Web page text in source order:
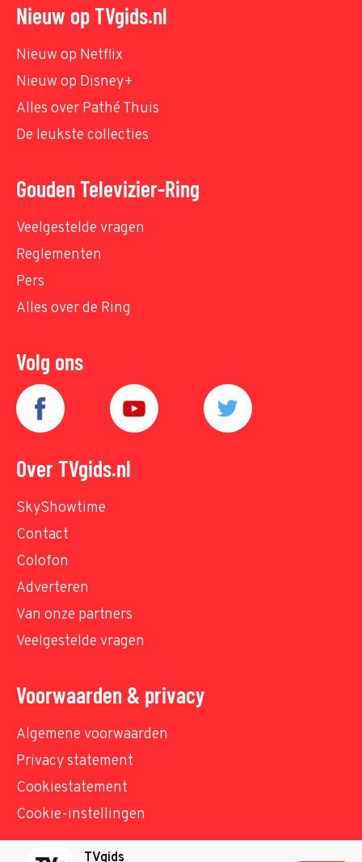
Nieuw op TVgids.nl
Nieuw op Netflix
Nieuw op Disney+
Alles over Pathé Thuis
De leukste collecties
Gouden Televizier-Ring
Veelgestelde vragen
Reglementen
Pers
Alles over de Ring
Volg ons
Over TVgids.nl
SkyShowtime
Contact
Colofon
Adverteren
Van onze partners
Veelgestelde vragen
Voorwaarden & privacy
Algemene voorwaarden
Privacy statement
Cookiestatement
Cookie-instellingen
TVgids